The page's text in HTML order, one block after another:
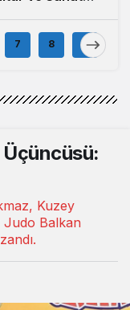
Buluştu
7 8 9
Üçüncüsü:
Kuzey
Balkan